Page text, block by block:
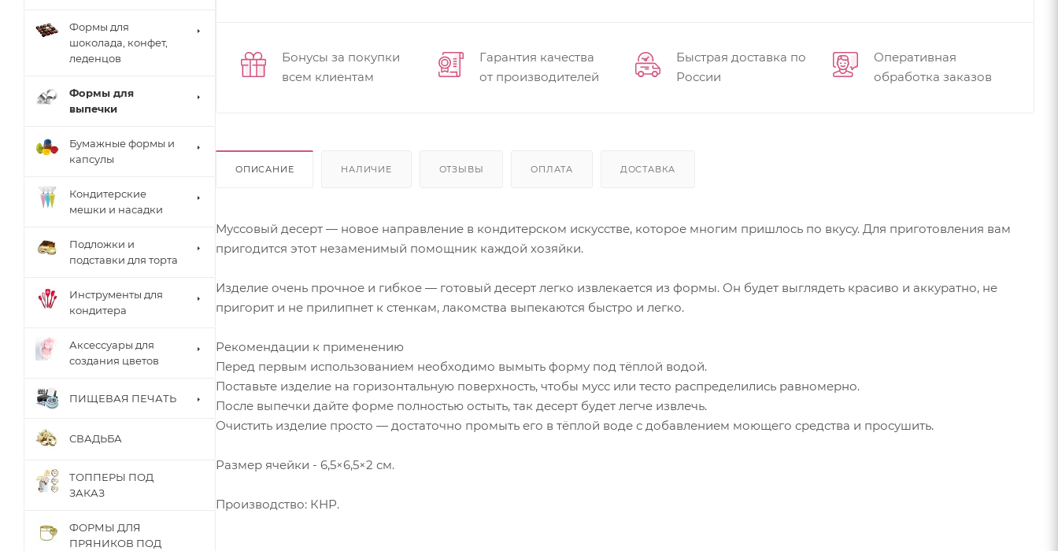
Бонусы за покупки
всем клиентам
Гарантия качества
от производителей
Быстрая доставка по
России
Оперативная
обработка заказов
ОПИСАНИЕ НАЛИЧИЕ ОТЗЫВЫ ОПЛАТА ДОСТАВКА
Муссовый десерт — новое направление в кондитерском искусстве, которое многим пришлось по вкусу. Для приготовления вам
пригодится этот незаменимый помощник каждой хозяйки.
Изделие очень прочное и гибкое — готовый десерт легко извлекается из формы. Он будет выглядеть красиво и аккуратно, не
пригорит и не прилипнет к стенкам, лакомства выпекаются быстро и легко.
Рекомендации к применению
Перед первым использованием необходимо вымыть форму под тёплой водой.
Поставьте изделие на горизонтальную поверхность, чтобы мусс или тесто распределились равномерно.
После выпечки дайте форме полностью остыть, так десерт будет легче извлечь.
Очистить изделие просто — достаточно промыть его в тёплой воде с добавлением моющего средства и просушить.
Размер ячейки - 6,5×6,5×2 см.
Производство: КНР.
Формы для
шоколада, конфет,
леденцов
Формы для
выпечки
Бумажные формы и
капсулы
Кондитерские
мешки и насадки
Подложки и
подставки для торта
Инструменты для
кондитера
Аксессуары для
создания цветов
ПИЩЕВАЯ ПЕЧАТЬ
СВАДЬБА
ТОППЕРЫ ПОД
ЗАКАЗ
ФОРМЫ ДЛЯ
ПРЯНИКОВ ПОД